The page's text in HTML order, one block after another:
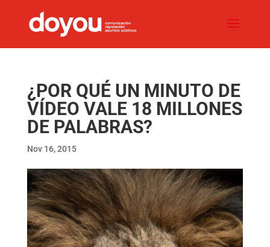
¿POR QUÉ UN MINUTO DE
VÍDEO VALE 18 MILLONES
DE PALABRAS?
Nov 16, 2015